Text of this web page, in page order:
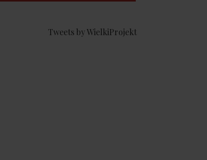
Tweets by WielkiProjekt